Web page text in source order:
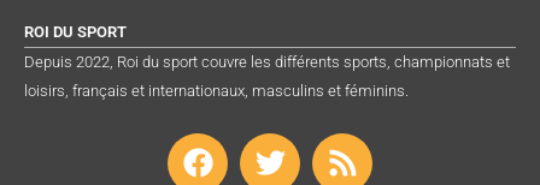
ROI DU SPORT
Depuis 2022, Roi du sport couvre les différents sports, championnats et
loisirs, français et internationaux, masculins et féminins.
F
a
T
w
R
s